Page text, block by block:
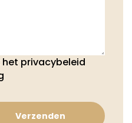
privacybeleid
Verzenden